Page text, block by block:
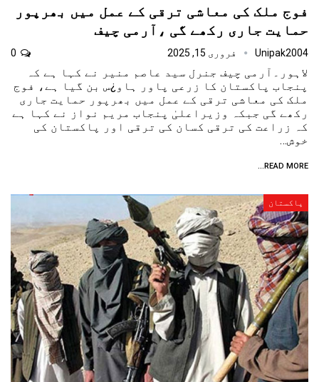
فوج ملک کی معاشی ترقی کے عمل میں بھرپور
حمایت جاری رکھے گی ،آرمی چیف
Unipak2004 فروری 15, 2025
لاہور۔آرمی چیف جنرل سید عاصم منیر نے کہا ہے کہ
پنجاب پاکستان کا زرعی پاور ہاو¿س بن گیا ہے، فوج
ملک کی معاشی ترقی کے عمل میں بھرپور حمایت جاری
رکھے گی جبکہ وزیراعلیٰ پنجاب مریم نواز نے کہا ہے
کہ زراعت کی ترقی کسان کی ترقی اور پاکستان کی
خوش…
READ MORE...
پاکستان